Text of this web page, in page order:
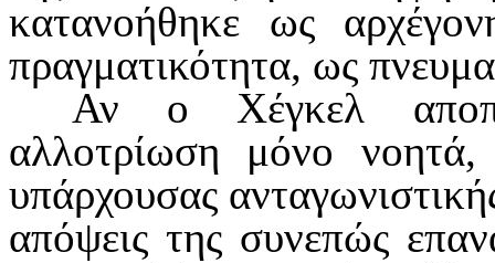
κατανοήθηκε ως
πραγματικότητα, ως
Αν ο Χέγκελ
αλλοτρίωση μόνο
υπάρχουσας
από­ψεις της συνεπώς